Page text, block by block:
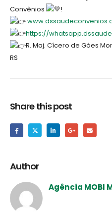
Convênios
!
https://
R. Maj. Cícero de Góes
RS
Share this post
Author
Agência MOBI